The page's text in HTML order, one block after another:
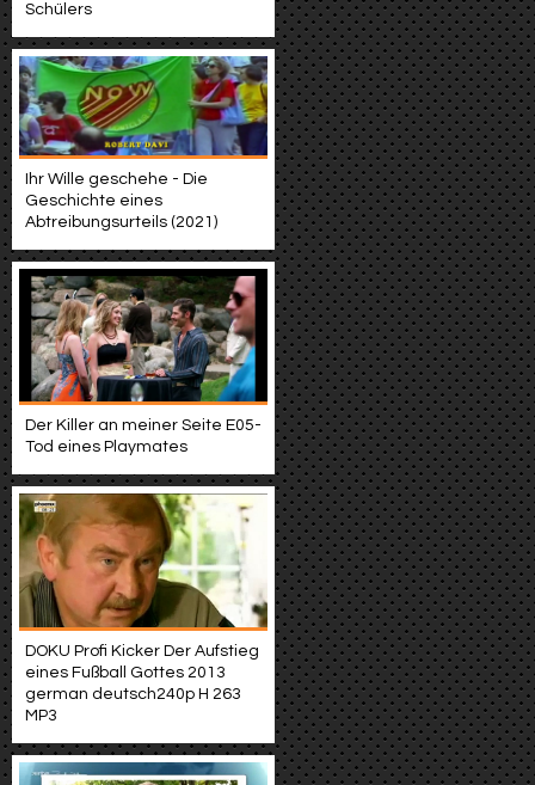
Schülers
Ihr Wille geschehe - Die
Geschichte eines
Abtreibungsurteils (2021)
Der Killer an meiner Seite E05-
Tod eines Playmates
DOKU Profi Kicker Der Aufstieg
eines Fußball Gottes 2013
german deutsch240p H 263
MP3